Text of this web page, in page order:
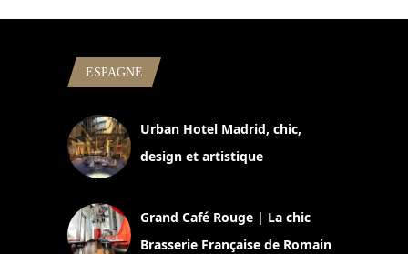
ESPAGNE
Urban Hotel Madrid, chic,
design et artistique
Grand Café Rouge | La chic
Brasserie Française de Romain